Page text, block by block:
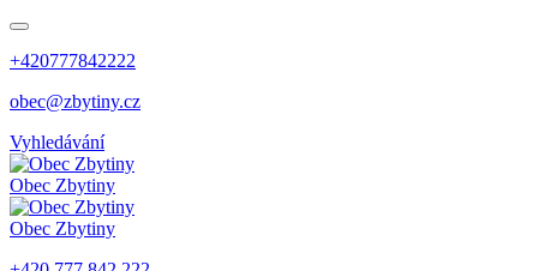
+420777842222
obec@zbytiny.cz
Vyhledávání
Obec Zbytiny
Obec Zbytiny